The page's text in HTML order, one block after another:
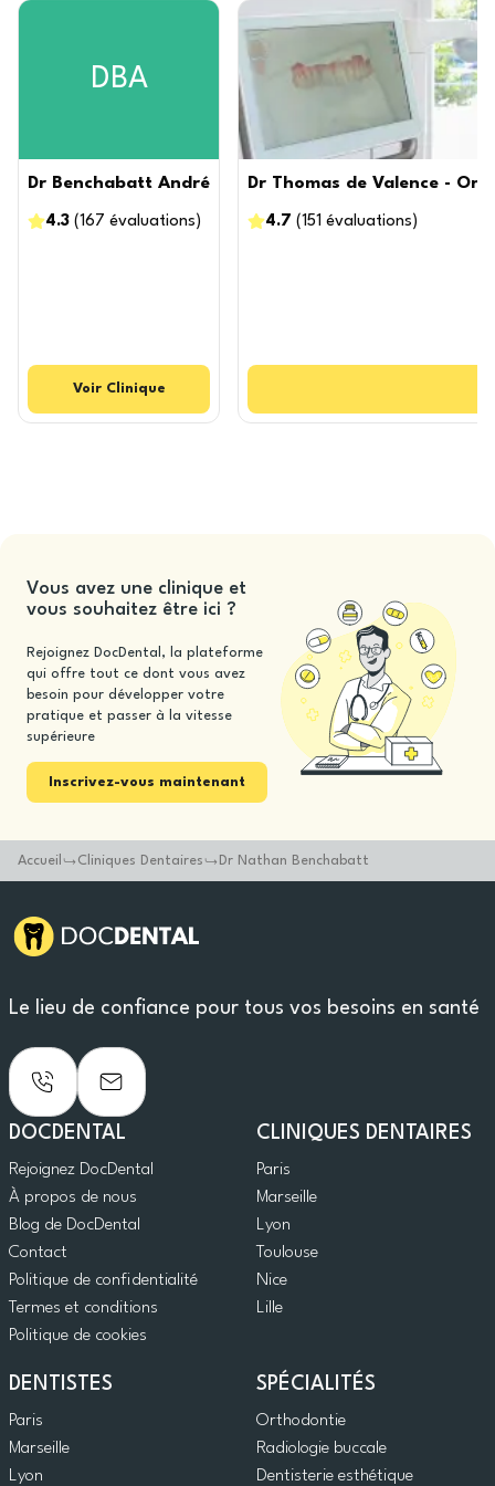
DBA
Dr Benchabatt André
4.3 (167 évaluations )
Voir Clinique
Dr Thomas de Valence -
4.7 (151 évaluations )
Vous avez une clinique et
vous souhaitez être ici ?
Rejoignez DocDental, la plateforme
qui offre tout ce dont vous avez
besoin pour développer votre
pratique et passer à la vitesse
supérieure
Inscrivez-vous maintenant
Accueil Cliniques Dentaires Dr Nathan Benchabatt
Le lieu de confiance pour tous vos besoins en santé
DOCDENTAL
Rejoignez DocDental
À propos de nous
Blog de DocDental
Contact
Politique de confidentialité
Termes et conditions
Politique de cookies
CLINIQUES DENTAIRES
Paris
Marseille
Lyon
Toulouse
Nice
Lille
DENTISTES
Paris
Marseille
Lyon
SPÉCIALITÉS
Orthodontie
Radiologie buccale
Dentisterie esthétique